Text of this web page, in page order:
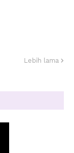
Lebih lama